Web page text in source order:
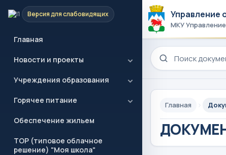
Версия для слабовидящих
Главная
Новости и проекты
Учреждения образования
Горячее питание
Обеспечение жильем
ТОР (типовое облачное
решение) "Моя школа"
Управление
МКУ
Поиск по сайту
Главная